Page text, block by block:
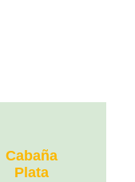
Cabaña
Plata